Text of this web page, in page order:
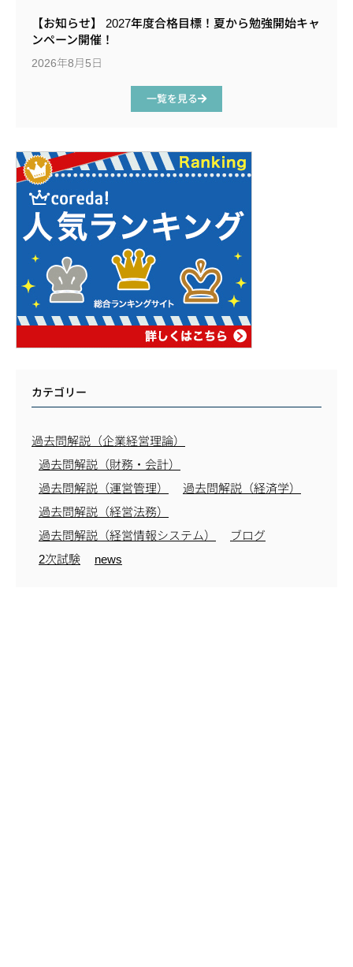
【お知らせ】 2027年度合格目標！夏から勉強開始キャ
ンペーン開催！
2026年8月5日
一覧を見る
カテゴリー
過去問解説（企業経営理論）
過去問解説（財務・会計）
過去問解説（運営管理）
過去問解説（経済学）
過去問解説（経営法務）
過去問解説（経営情報システム）
ブログ
2次試験
news